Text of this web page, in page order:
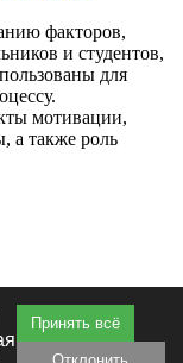
факторов,
и студентов,
для
мотивации,
а также роль
Принять всё